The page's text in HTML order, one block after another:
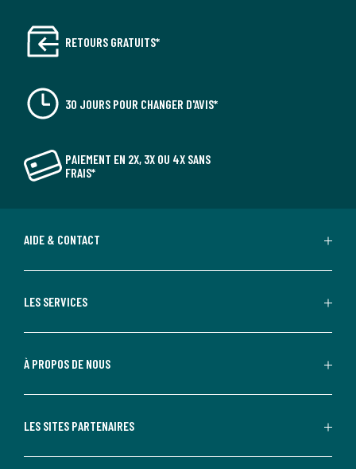
RETOURS GRATUITS*
30 JOURS POUR CHANGER D'AVIS*
PAIEMENT EN 2X, 3X OU 4X SANS
FRAIS*
AIDE & CONTACT
LES SERVICES
À PROPOS DE NOUS
LES SITES PARTENAIRES